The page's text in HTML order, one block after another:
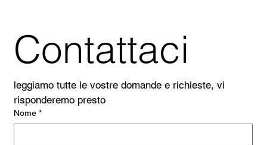
Contattaci
leggiamo tutte le vostre domande e richieste, vi
risponderemo presto
Nome *